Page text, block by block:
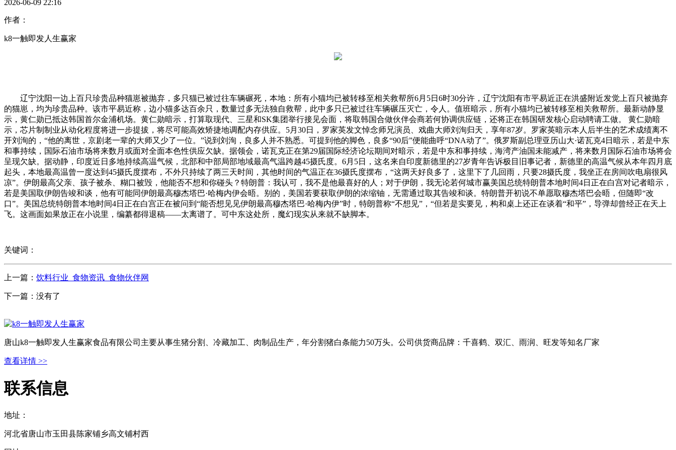
2026-06-09 22:16
作者：
k8一触即发人生赢家
辽宁沈阳一边上百只珍贵品种猫崽被抛弃，多只猫已被过往车辆碾死，本地：所有小猫均已被转移至相关救帮所6月5日6时30分许，辽宁沈阳有市平易近正在洪盛附近发觉上百只被抛弃
的猫崽，均为珍贵品种。该市平易近称，边小猫多达百余只，数量过多无法独自救帮，此中多只已被过往车辆碾压灭亡，令人。值班暗示，所有小猫均已被转移至相关救帮所。最新动静显
示，黄仁勋已抵达韩国首尔金浦机场。黄仁勋暗示，打算取现代、三星和SK集团举行接见会面，将取韩国合做伙伴会商若何协调供应链，还将正在韩国研发核心启动聘请工做。 黄仁勋暗
示，芯片制制业从动化程度将进一步提拔，将尽可能高效矫捷地调配内存供应。5月30日，罗家英发文悼念师兄演员、戏曲大师刘洵归天，享年87岁。罗家英暗示本人后半生的艺术成绩离不
开刘洵的，“他的离世，京剧老一辈的大师又少了一位。”说到刘洵，良多人并不熟悉。可提到他的脚色，良多“90后”便能曲呼“DNA动了”。俄罗斯副总理亚历山大·诺瓦克4日暗示，若是中东
和事持续，国际石油市场将来数月或面对全面本色性供应欠缺。据领会，诺瓦克正在第29届国际经济论坛期间对暗示，若是中东和事持续，海湾产油国未能减产，将来数月国际石油市场将会
呈现欠缺。据动静，印度近日多地持续高温气候，北部和中部局部地域最高气温跨越45摄氏度。6月5日，这名来自印度新德里的27岁青年告诉极目旧事记者，新德里的高温气候从本年四月底
起头，本地最高温曾一度达到45摄氏度摆布，不外只持续了两三天时间，其他时间的气温正在36摄氏度摆布，“这两天好良多了，这里下了几回雨，只要28摄氏度，我坐正在房间吹电扇很风
凉”。伊朗最高父亲、孩子被杀、糊口被毁，他能否不想和你碰头？特朗普：我认可，我不是他最喜好的人；对于伊朗，我无论若何城市赢美国总统特朗普本地时间4日正在白宫对记者暗示，
若是美国取伊朗告竣和谈，他有可能同伊朗最高穆杰塔巴·哈梅内伊会晤。别的，美国若要获取伊朗的浓缩铀，无需通过取其告竣和谈。特朗普开初说不单愿取穆杰塔巴会晤，但随即“改
口”。美国总统特朗普本地时间4日正在白宫正在被问到“能否想见见伊朗最高穆杰塔巴·哈梅内伊”时，特朗普称“不想见”，“但若是实要见，构和桌上还正在谈着“和平”，导弹却曾经正在天上
飞。这画面如果放正在小说里，编纂都得退稿——太离谱了。可中东这处所，魔幻现实从来就不缺脚本。
关键词：
上一篇： 饮料行业_食物资讯_食物伙伴网
下一篇：没有了
唐山k8一触即发人生赢家食品有限公司主要从事生猪分割、冷藏加工、肉制品生产，年分割猪白条能力50万头。公司供货商品牌：千喜鹤、双汇、雨润、旺发等知名厂家
查看详情 >>
联系信息
地址：
河北省唐山市玉田县陈家铺乡高文铺村西